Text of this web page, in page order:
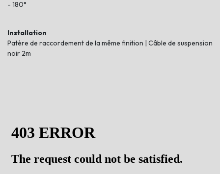
- 180°
Installation
Patère de raccordement de la même finition | Câble de suspension
noir 2m